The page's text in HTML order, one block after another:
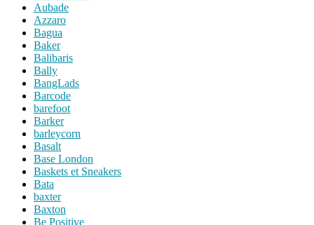
Aubade
Azzaro
Bagua
Baker
Balibaris
Bally
BangLads
Barcode
barefoot
Barker
barleycorn
Basalt
Base London
Baskets et Sneakers
Bata
baxter
Baxton
Be Positive